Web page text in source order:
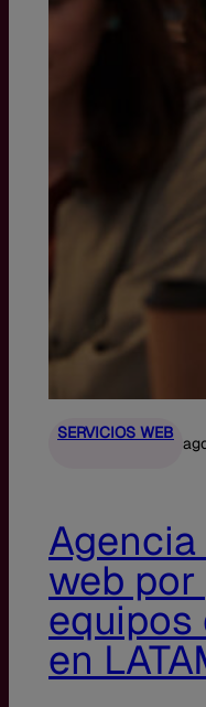
SERVICIOS WEB
web
equipos
en